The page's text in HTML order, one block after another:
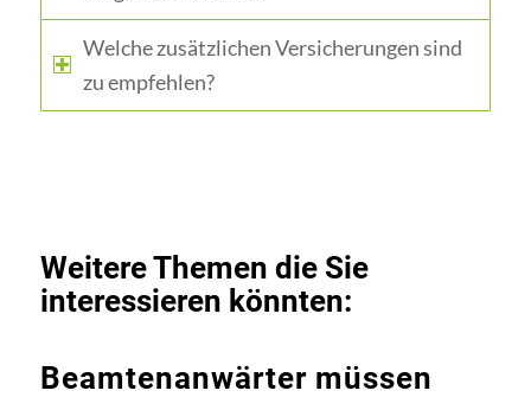
Welche zusätzlichen Versicherungen sind
zu empfehlen?
Weitere Themen die Sie
interessieren könnten:
Beamtenanwärter müssen